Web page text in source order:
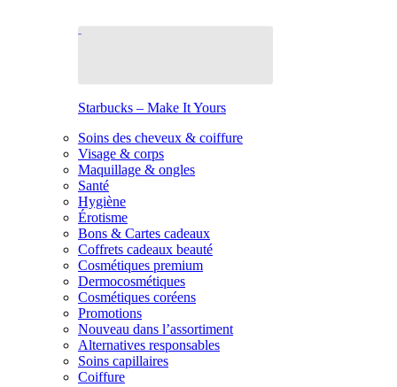
Starbucks – Make It Yours
Soins des cheveux & coiffure
Visage & corps
Maquillage & ongles
Santé
Hygiène
Érotisme
Bons & Cartes cadeaux
Coffrets cadeaux beauté
Cosmétiques premium
Dermocosmétiques
Cosmétiques coréens
Promotions
Nouveau dans l’assortiment
Alternatives responsables
Soins capillaires
Coiffure